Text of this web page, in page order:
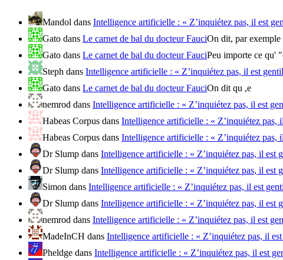
Mandol dans Intelligence artificielle : « Z’inquiétez pas, il est
Gato dans Le carnet de bal du docteur FauciOn dit, par
Gato dans Le carnet de bal du docteur FauciPeu importe ce qu'
Steph dans Intelligence artificielle : « Z’inquiétez pas, il est
Gato dans Le carnet de bal du docteur FauciOn dit qu ,e
nemrod dans Intelligence artificielle : « Z’inquiétez pas, il est
Habeas Corpus dans Intelligence artificielle : « Z’inquiétez pas,
Habeas Corpus dans Intelligence artificielle : « Z’inquiétez pas,
Dr Slump dans Intelligence artificielle : « Z’inquiétez pas, il est
Dr Slump dans Intelligence artificielle : « Z’inquiétez pas, il est
Simon dans Intelligence artificielle : « Z’inquiétez pas, il est
Dr Slump dans Intelligence artificielle : « Z’inquiétez pas, il est
nemrod dans Intelligence artificielle : « Z’inquiétez pas, il est
MadeInCH dans Intelligence artificielle : « Z’inquiétez pas, il
Pheldge dans Intelligence artificielle : « Z’inquiétez pas, il est